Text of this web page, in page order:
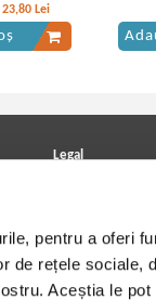
pentru a oferi
de rețele sociale,
Aceștia le
23,80 Lei
Legal
Termeni si conditii
Utilizare cookie-uri